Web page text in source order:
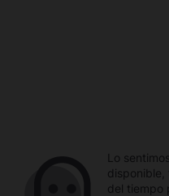
Lo
disponible,
del tiempo